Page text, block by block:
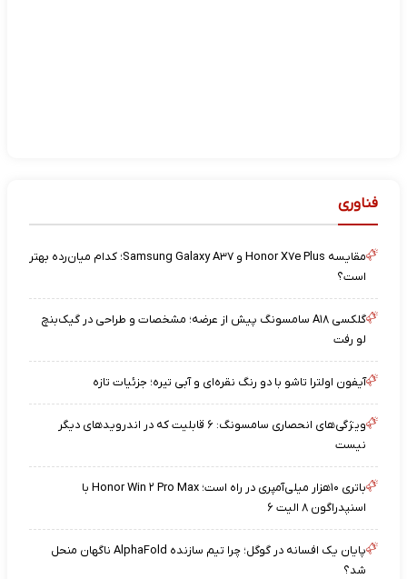
فناوری
مقایسه Honor X۷e Plus و Samsung Galaxy A۳۷؛ کدام میان‌رده بهتر
است؟
گلکسی A۱۸ سامسونگ پیش از عرضه؛ مشخصات و طراحی در گیک‌بنچ
لو رفت
آیفون اولترا تاشو با دو رنگ نقره‌ای و آبی تیره؛ جزئیات تازه
ویژگی‌های انحصاری سامسونگ: ۶ قابلیت که در اندرویدهای دیگر
نیست
باتری ۱۰هزار میلی‌آمپری در راه است؛ Honor Win ۲ Pro Max با
اسنپدراگون ۸ الیت ۶
پایان یک افسانه در گوگل؛ چرا تیم سازنده AlphaFold ناگهان منحل
شد؟